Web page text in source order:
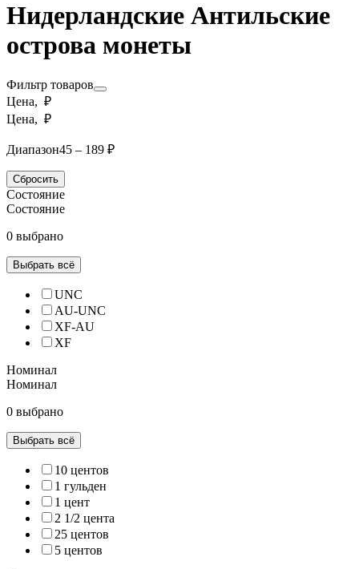
Нидерландские Антильские
острова монеты
Фильтр товаров
Цена, ₽
Цена, ₽
Диапазон45 – 189 ₽
Сбросить
Состояние
Состояние
0 выбрано
Выбрать всё
UNC
AU-UNC
XF-AU
XF
Номинал
Номинал
0 выбрано
Выбрать всё
10 центов
1 гульден
1 цент
2 1/2 цента
25 центов
5 центов